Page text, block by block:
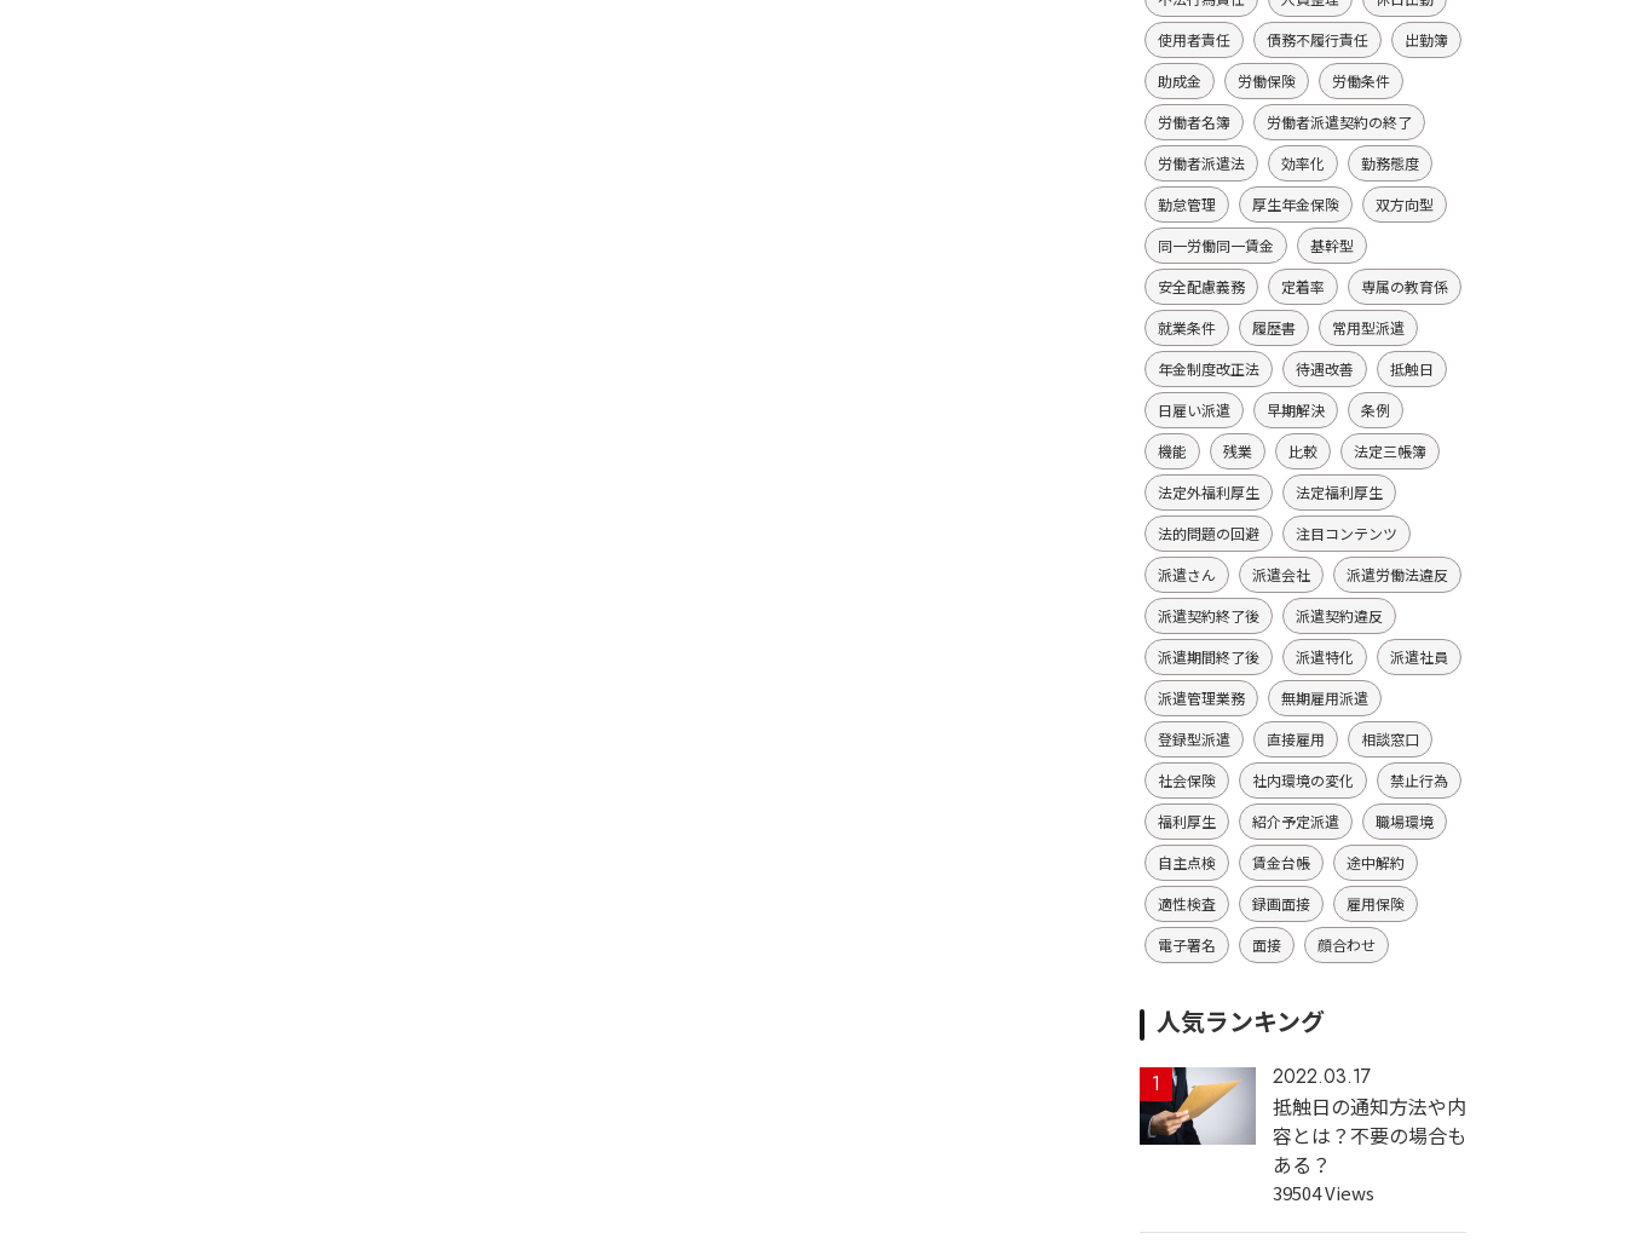
使用者責任
債務不履行責任
出勤簿
助成金
労働保険
労働条件
労働者名簿
労働者派遣契約の終了
労働者派遣法
効率化
勤務態度
勤怠管理
厚生年金保険
双方向型
同一労働同一賃金
基幹型
安全配慮義務
定着率
専属の教育係
就業条件
履歴書
常用型派遣
年金制度改正法
待遇改善
抵触日
日雇い派遣
早期解決
条例
機能
残業 比較
法定三帳簿
法定外福利厚生
法定福利厚生
法的問題の回避
注目コンテンツ
派遣さん
派遣会社
派遣労働法違反
派遣契約終了後
派遣契約違反
派遣期間終了後
派遣特化
派遣社員
派遣管理業務
無期雇用派遣
登録型派遣
直接雇用
相談窓口
社会保険
社内環境の変化
禁止行為
福利厚生
紹介予定派遣
職場環境
自主点検
賃金台帳
途中解約
適性検査
録画面接
雇用保険
電子署名
面接 顔合わせ
人気ランキング
1 2022.03.17
抵触日の通知方法や内
容とは？不要の場合も
ある？
39504 Views